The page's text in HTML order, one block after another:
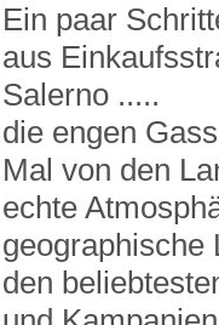
Ein paar
aus
Salerno .....
die engen
Mal von den
echte
geographische
den